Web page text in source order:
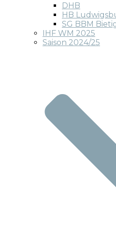
DHB
HB
SG BBM
IHF WM 2025
Saison 2024/25